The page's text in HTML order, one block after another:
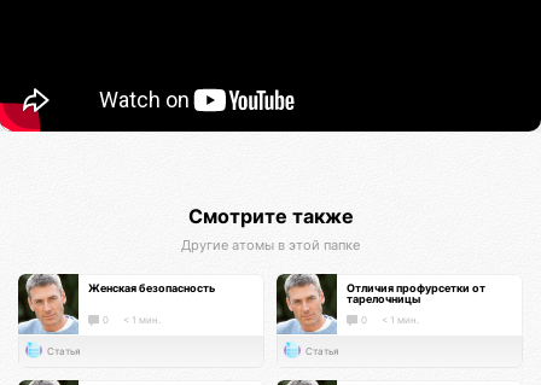
Смотрите также
Другие атомы в этой папке
Женская безопасность
0 < 1 мин.
Статья
Отличия профурсетки от
тарелочницы
0 < 1 мин.
Статья